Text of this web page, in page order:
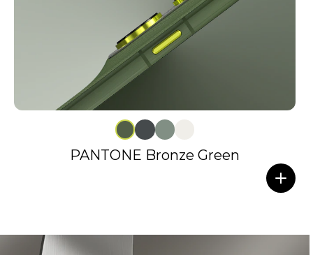
PANTONE Bronze Green